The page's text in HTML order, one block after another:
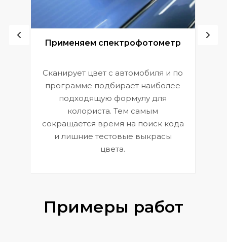
Применяем спектрофотометр
Сканирует цвет с автомобиля и по
программе подбирает наиболее
подходящую формулу для
колориста. Тем самым
сокращается время на поиск кода
и лишние тестовые выкрасы
цвета.
Примеры работ